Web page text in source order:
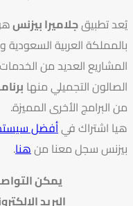
يُعد تطبيقجلاميرا بيزنس
بالمملكة العربية
المشاريع العديد من الخدمات
الصالون التجميلي منها
من البرامج الأخرى المميزة.
هيا اشتراك فيأفضل سيستم
بيزنس سجل معنا منهنا.
يمكن
البريد